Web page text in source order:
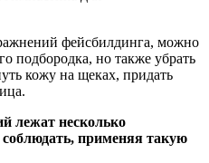
фейсбилдинга, можно
подбородка, но также убрать
кожу на щеках, придать
лежат несколько
применяя такую